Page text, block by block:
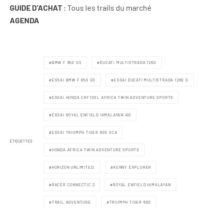
GUIDE D’ACHAT : Tous les trails du marché
AGENDA
ÉTIQUETTES
BMW F 850 GS DUCATI MULTISTRADA 1260
ESSAI BMW F 850 GS ESSAI DUCATI MULTISTRADA 1260 S
ESSAI HONDA CRF100L AFRICA TWIN ADVENTURE SPORTS
ESSAI ROYAL ENFIELD HIMALAYAN 410
ESSAI TRIUMPH TIGER 800 XCA
HONDA AFRICA TWIN ADVENTURE SPORTS
HORIZON UNLIMITED. KENNY EXPLORER
RACER CONNECTIC 2 ROYAL ENFIELD HIMALAYAN
TRAIL ADVENTURE TRIUMPH TIGER 800